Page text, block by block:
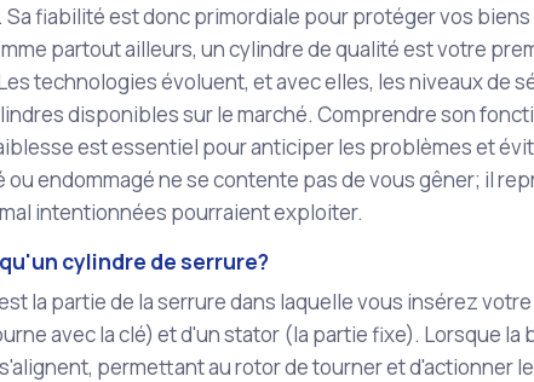
fiabilité est donc primordiale pour protéger vos biens
partout ailleurs, un cylindre de qualité est votre
technologies évoluent, et avec elles, les niveaux de
disponibles sur le marché. Comprendre son
est essentiel pour anticiper les problèmes et
ou endommagé ne se contente pas de vous gêner; il
intentionnées pourraient exploiter.
cylindre de serrure?
la partie de la serrure dans laquelle vous insérez
avec la clé) et d'un stator (la partie fixe). Lorsque
permettant au rotor de tourner et d'actionner